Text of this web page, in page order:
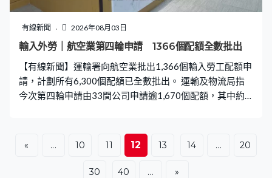
有線新聞 2026年08月03日
輸入外勞｜航空業第四輪申請 1366個配額全數批出
【有線新聞】運輸署向航空業批出1,366個輸入勞工配額申
請，計劃所有6,300個配額已全數批出。 運輸及物流局指
今次第四輪申請由33間公司申請逾1,670個配額，其中約
重短缺問題，支持香港航空業發展，合資格公司須每月就
每名輸入勞工向機管局繳交400元，補貼本地前線員工的
« ... 10 11 12 13 14 ... 20
30 40 ... »